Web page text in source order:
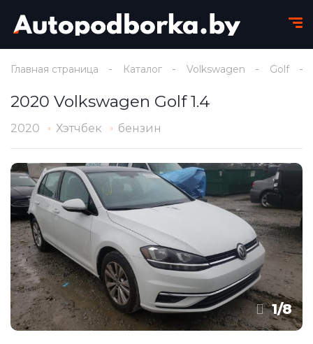
Главная страница Каталог Volkswagen Golf
2020 Volkswagen Golf 1.4
2020 Хэтчбек бензин
1/8